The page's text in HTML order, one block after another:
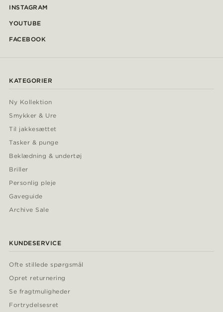
INSTAGRAM
YOUTUBE
FACEBOOK
KATEGORIER
Ny Kollektion
Smykker & Ure
Til jakkesættet
Tasker & punge
Beklædning & undertøj
Briller
Personlig pleje
Gaveguide
Archive Sale
KUNDESERVICE
Ofte stillede spørgsmål
Opret returnering
Se fragtmuligheder
Fortrydelsesret